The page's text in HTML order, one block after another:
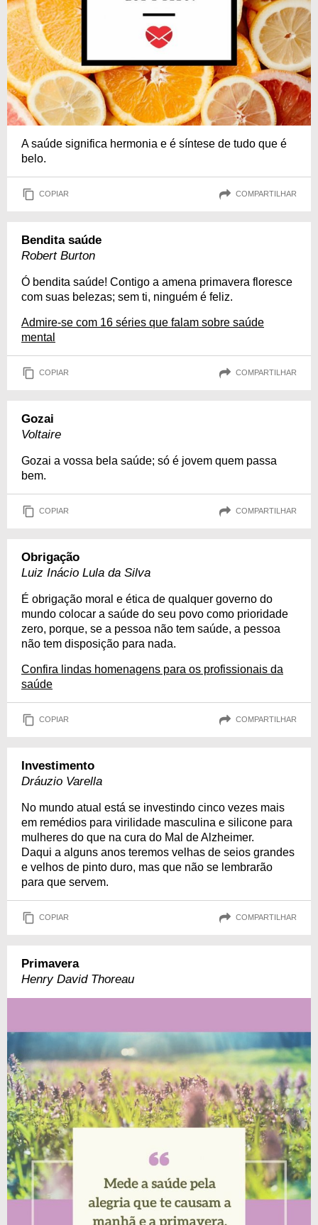
A saúde significa hermonia e é síntese de tudo que é
belo.
COPIAR COMPARTILHAR
Bendita saúde
Robert Burton
Ó bendita saúde! Contigo a amena primavera floresce
com suas belezas; sem ti, ninguém é feliz.
Admire-se com 16 séries que falam sobre saúde
mental
COPIAR COMPARTILHAR
Gozai
Voltaire
Gozai a vossa bela saúde; só é jovem quem passa
bem.
COPIAR COMPARTILHAR
Obrigação
Luiz Inácio Lula da Silva
É obrigação moral e ética de qualquer governo do
mundo colocar a saúde do seu povo como prioridade
zero, porque, se a pessoa não tem saúde, a pessoa
não tem disposição para nada.
Confira lindas homenagens para os profissionais da
saúde
COPIAR COMPARTILHAR
Investimento
Dráuzio Varella
No mundo atual está se investindo cinco vezes mais
em remédios para virilidade masculina e silicone para
mulheres do que na cura do Mal de Alzheimer.
Daqui a alguns anos teremos velhas de seios grandes
e velhos de pinto duro, mas que não se lembrarão
para que servem.
COPIAR COMPARTILHAR
Primavera
Henry David Thoreau